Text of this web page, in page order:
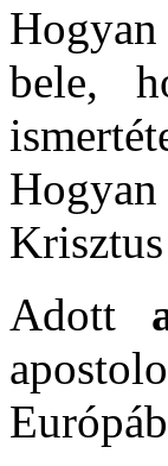
bele,
Adott